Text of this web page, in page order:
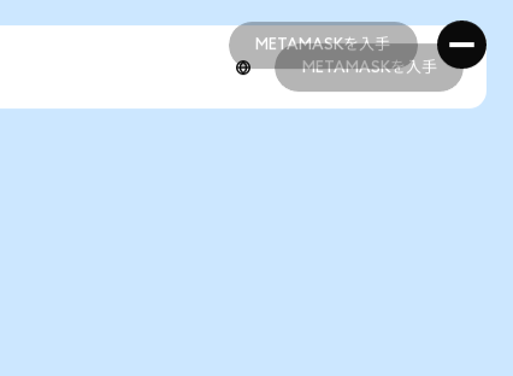
METAMASKを入手
METAMASKを入手
METAMASKを入手